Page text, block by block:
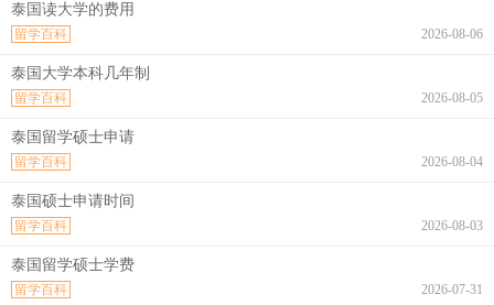
泰国读大学的费用
2026-08-06
留学百科
泰国大学本科几年制
2026-08-05
留学百科
泰国留学硕士申请
2026-08-04
留学百科
泰国硕士申请时间
2026-08-03
留学百科
泰国留学硕士学费
2026-07-31
留学百科